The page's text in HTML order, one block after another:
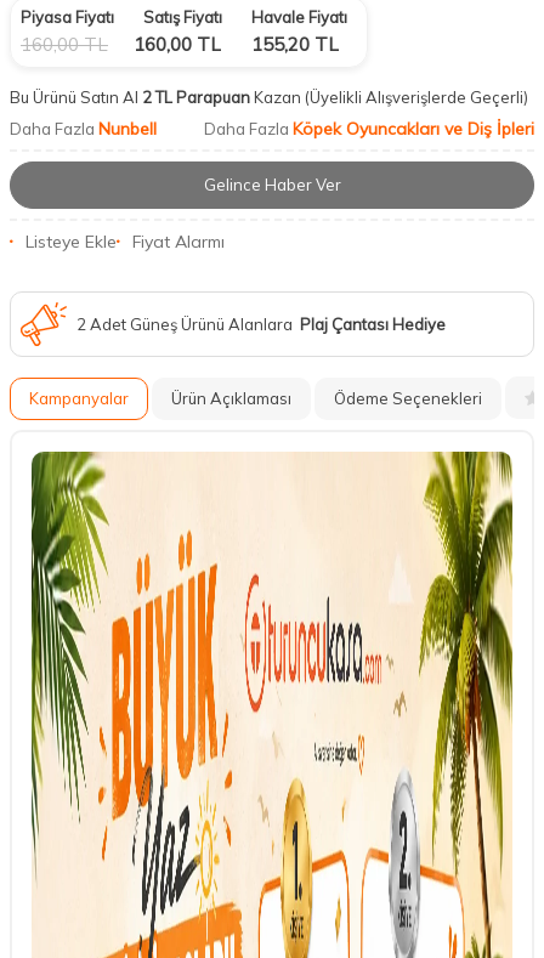
Piyasa Fiyatı
160,00TL
Satış Fiyatı
160,00 TL
Havale Fiyatı
155,20 TL
Bu Ürünü Satın Al 2 TL ParapuanKazan (Üyelikli Alışverişlerde Geçerli)
Daha Fazla Nunbell Daha Fazla Köpek Oyuncakları ve Diş İpleri
Gelince Haber Ver
Listeye Ekle Fiyat Alarmı
2 Adet Güneş Ürünü Alanlara Plaj Çantası Hediye
Kampanyalar Ürün Açıklaması Ödeme Seçenekleri